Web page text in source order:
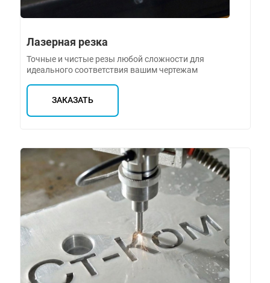
Лазерная резка
Точные и чистые резы любой сложности для
идеального соответствия вашим чертежам
ЗАКАЗАТЬ